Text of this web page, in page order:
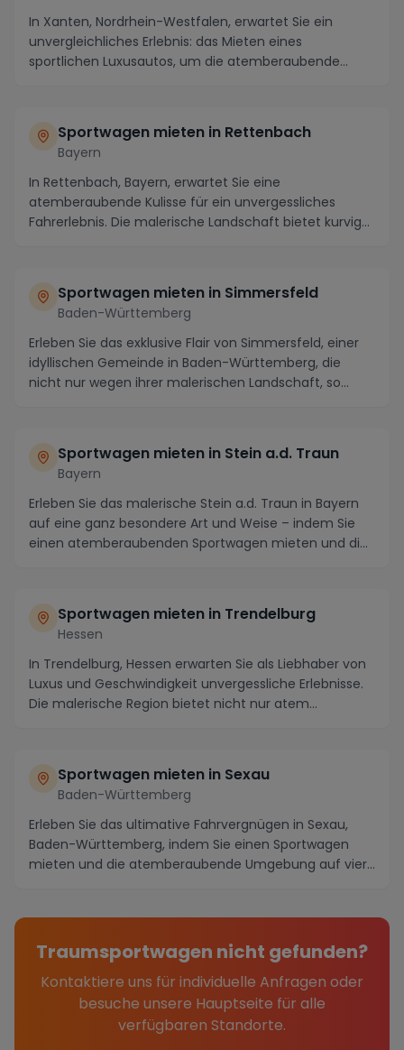
In Xanten, Nordrhein-Westfalen, erwartet Sie ein
unvergleichliches Erlebnis: das Mieten eines
sportlichen Luxusautos, um die atemberaubende
Sportwagen mieten in Rettenbach
Bayern
In Rettenbach, Bayern, erwartet Sie eine
atemberaubende Kulisse für ein unvergessliches
Fahrerlebnis. Die malerische Landschaft bietet kurvige
Sportwagen mieten in Simmersfeld
Baden-Württemberg
Erleben Sie das exklusive Flair von Simmersfeld, einer
idyllischen Gemeinde in Baden-Württemberg, die
nicht nur wegen ihrer malerischen Landschaft, so...
Sportwagen mieten in Stein a.d. Traun
Bayern
Erleben Sie das malerische Stein a.d. Traun in Bayern
auf eine ganz besondere Art und Weise – indem Sie
einen atemberaubenden Sportwagen mieten und di...
Sportwagen mieten in Trendelburg
Hessen
In Trendelburg, Hessen erwarten Sie als Liebhaber von
Luxus und Geschwindigkeit unvergessliche Erlebnisse.
Die malerische Region bietet nicht nur atem...
Sportwagen mieten in Sexau
Baden-Württemberg
Erleben Sie das ultimative Fahrvergnügen in Sexau,
Baden-Württemberg, indem Sie einen Sportwagen
mieten und die atemberaubende Umgebung auf vier
Traumsportwagen nicht gefunden?
Kontaktiere uns für individuelle Anfragen oder
besuche unsere Hauptseite für alle
verfügbaren Standorte.